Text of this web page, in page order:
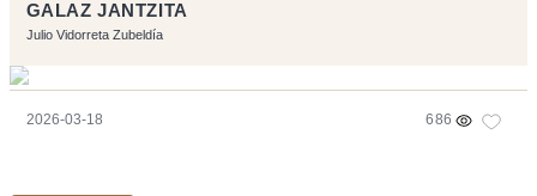
GALAZ JANTZITA
Julio Vidorreta Zubeldía
2026-03-18 686